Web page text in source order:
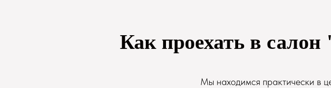
Как проехать в
Мы находимся практически в